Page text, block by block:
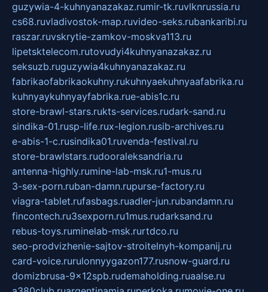
guzywia-4-kuhnyanazakaz.rumir-tk.ruvlknrussia.ru
cs68.ruvladivostok-map.ruvideo-seks.rubankaribi.ru
raszar.ruvskrytie-zamkov-moskva113.ru
lipetsktelecom.rutovudyi4kuhnyanazakaz.ru
seksuzb.ruguzywia4kuhnyanazakaz.ru
fabrikaofabrikaokuhny.rukuhnyaekuhnyaafabrika.ru
kuhnyaykuhnyayfabrika.rue-abis1c.ru
store-brawl-stars.rukts-services.rudark-sand.ru
sindika-01.rusp-life.rux-legion.rusib-archives.ru
e-abis-1-c.rusindika01.ruvenda-festival.ru
store-brawlstars.rudooraleksandria.ru
antenna-highly.rumine-lab-msk.ru1-mus.ru
3-sex-porn.ruban-damn.rupurse-factory.ru
viagra-tablet.rufasbags.ruadler-jun.rubandamn.ru
fincontech.ru3sexporn.ru1mus.rudarksand.ru
rebus-toys.ruminelab-msk.rurtdco.ru
seo-prodvizhenie-sajtov-stroitelnyh-kompanij.ru
card-voice.rurulonnyygazon177.rusnow-guard.ru
domizbrusa-9x12spb.rudemaholding.ruaalse.ru